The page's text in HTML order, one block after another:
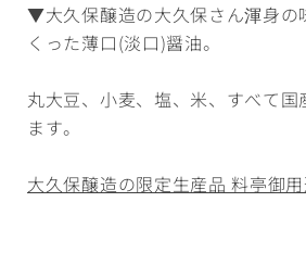
▼大久保醸造の大久保さん渾身の
くった薄口(淡口)醤油。
丸大豆、小麦、塩、米、すべて国
ます。
大久保醸造の限定生産品 料亭御